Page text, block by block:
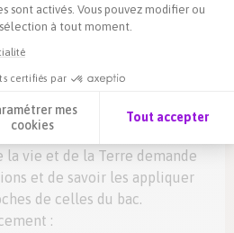
sont activés. Vous pouvez modifier ou
à tout moment.
certifiés par
mes
cookies
Tout accepter
: Personnalisez vos Options
d'adapter et de gérer vos paramètres
sont de répondre sans
pas justifier ses réponses.
SVT 2026
la vie et de la Terre demande
et de savoir les appliquer
de celles du bac.
: